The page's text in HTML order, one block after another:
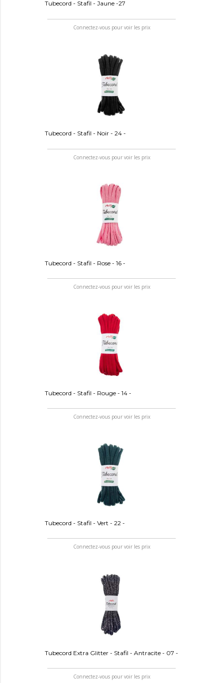
Tubecord - Stafil - Jaune -27
Connectez-vous pour voir les prix
Tubecord - Stafil - Noir - 24 -
Connectez-vous pour voir les prix
Tubecord - Stafil - Rose - 16 -
Connectez-vous pour voir les prix
Tubecord - Stafil - Rouge - 14 -
Connectez-vous pour voir les prix
Tubecord - Stafil - Vert - 22 -
Connectez-vous pour voir les prix
Tubecord Extra Glitter - Stafil - Antracite - 07 -
Connectez-vous pour voir les prix